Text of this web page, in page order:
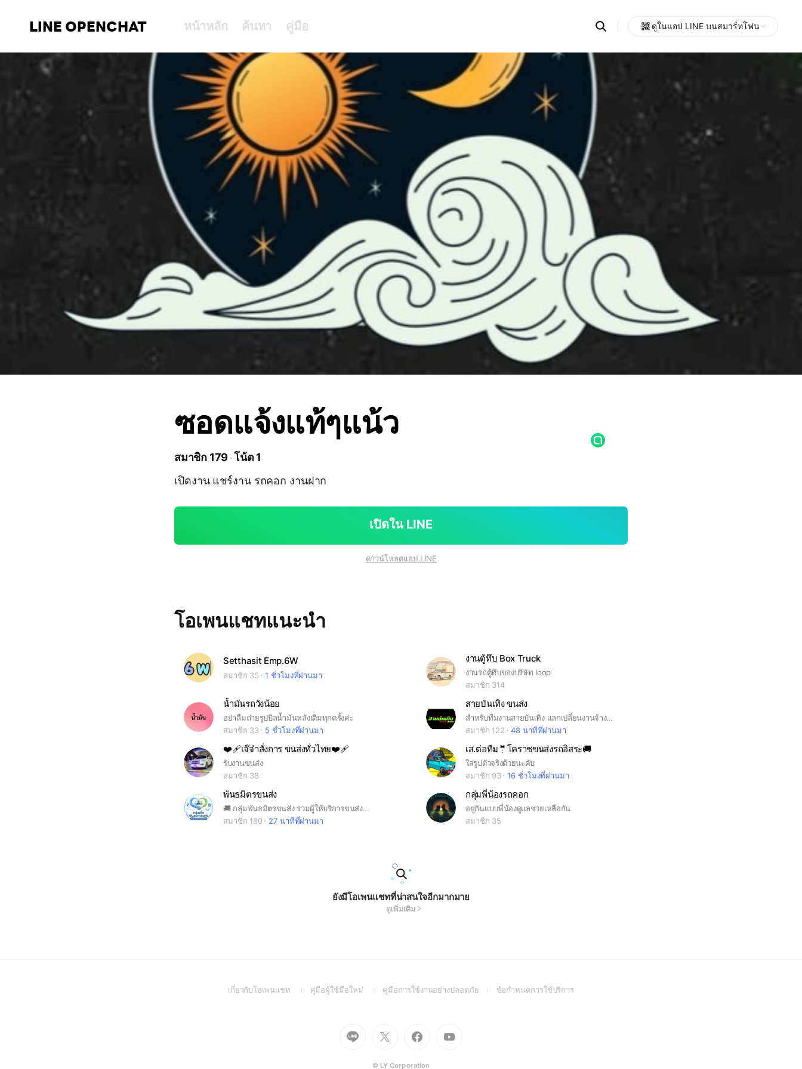
LINE OPENCHAT หน้าหลัก ค้นหา คู่มือ Search
OpenChats
messages
search
ดูในแอป LINE บนสมาร์ทโฟน
ซอดแจ้งแท้ๆแน้ว
สมาชิก 179 โน้ต 1
เปิดงาน แชร์งาน รถคอก งานฝาก
เปิดใน LINE
ดาวน์โหลดแอป LINE
โอเพนแชทแนะนำ
Setthasit Emp.6W
สมาชิก 35 1 ชั่วโมงที่ผ่านมา
งานตู้ทึบ Box Truck
งานรถตู้ทึบของบริษัท loop
สมาชิก 314
น้ำมันรถวังน้อย
อย่าลืมถ่ายรูปบิลน้ำมันหลังเติมทุกครั้งค่ะ
สมาชิก 33
5 ชั่วโมงที่ผ่านมา
สายบันเทิง ขนส่ง
สำหรับทีมงานสายบันเทิง แลกเปลี่ยนงานจ้างงานแชร์งานกันคับ
สมาชิก 122
48 นาทีที่ผ่านมา
❤‍🩹เจ๊จ๋าสั่งการ ขนส่งทั่วไทย❤‍🩹
รับงานขนส่ง
สมาชิก 38
เส.ต่อทีม🤵โคราชขนส่งรถอิสระ🚚
ใส่รูปตัวจริงด้วยนะคับ
สมาชิก 93
16 ชั่วโมงที่ผ่านมา
พันธมิตรขนส่ง
🚚 กลุ่มพันธมิตรขนส่ง รวมผู้ให้บริการขนส่งและผู้ใช้บริการทั่วไทย แลกเปลี่ยนงาน ช่วยเหลือกันด้วยความจริงใจ เน้นความซื่อสัตย์ รับผิดชอบ และความปลอดภัยของสินค้า 📦 สินค้าปลอดภัย เมื่อไว้วางใจใช้บริการพันธมิตรขนส่ง 🤝 เติบโตไปด้วยกัน บนพื้นฐานของความเชื่อใจ
สมาชิก 180
27 นาทีที่ผ่านมา
กลุ่มพี่น้องรถคอก
อยู่กันแบบพี่น้องดูแลช่วยเหลือกัน
สมาชิก 35
ยังมีโอเพนแชทที่น่าสนใจอีกมากมาย
ดูเพิ่มเติม
เกี่ยวกับโอเพนแชท
(Openคู่มือผู้ใช้มือใหม่
(Open
window)
คู่มือการใช้งานอย่างปลอดภัย(Openข้อกำหนดการใช้บริการ(Open
Go
to
(Open
Go
to
(Open
Go
to
(Open
to
© LY Corporation